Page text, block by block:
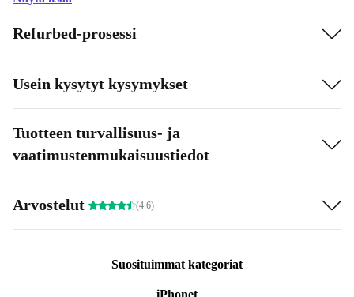
Refurbed-prosessi
Usein kysytyt kysymykset
Tuotteen turvallisuus- ja
vaatimustenmukaisuustiedot
Arvostelut (4.6)
Suosituimmat kategoriat
iPhonet